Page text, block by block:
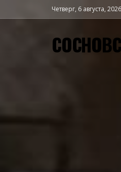
Четверг, 6 августа, 2026